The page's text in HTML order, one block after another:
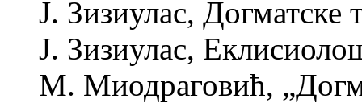
Ј. Зизиулас,
Ј. Зизиулас,
М. Миодраговић,